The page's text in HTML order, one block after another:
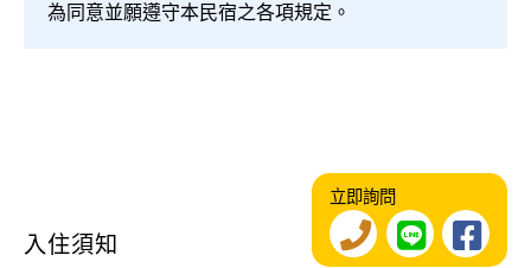
為同意並願遵守本民宿之各項規定。
入住須知
立即詢問